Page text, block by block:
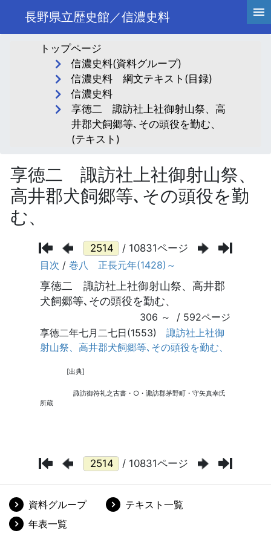
長野県立歴史館／信濃史料
トップページ
信濃史料(資料グループ)
信濃史料 綱文テキスト(目録)
信濃史料
享徳二 諏訪社上社御射山祭、高
井郡犬飼郷等､その頭役を勤む、
(テキスト)
享徳二 諏訪社上社御射山祭、
高井郡犬飼郷等､その頭役を勤
む、
/ 10831ページ
/ 10831ページ
資料グループ
テキスト一覧
年表一覧